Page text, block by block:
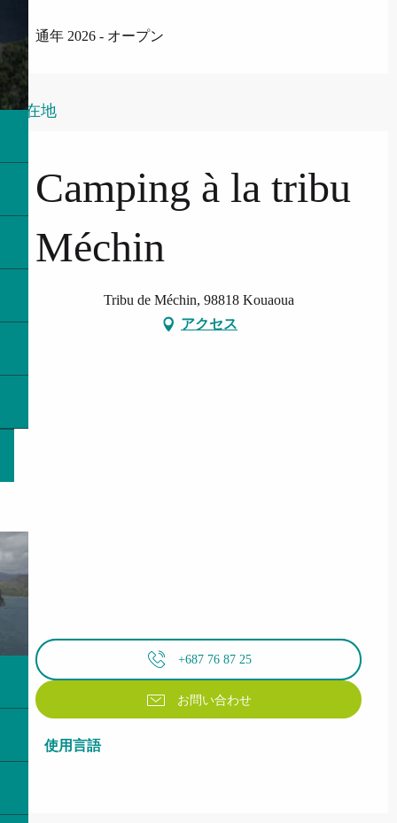
通年 2026 - オープン
所在地
Camping à la tribu
Méchin
Tribu de Méchin, 98818 Kouaoua
アクセス
+687 76 87 25
お問い合わせ
使用言語
使用言語